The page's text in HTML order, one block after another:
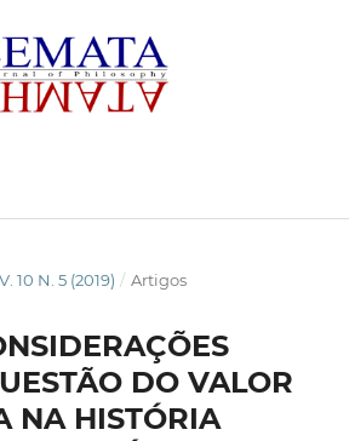
V. 10 N. 5 (2019) / Artigos
DO VALOR
NA HISTÓRIA